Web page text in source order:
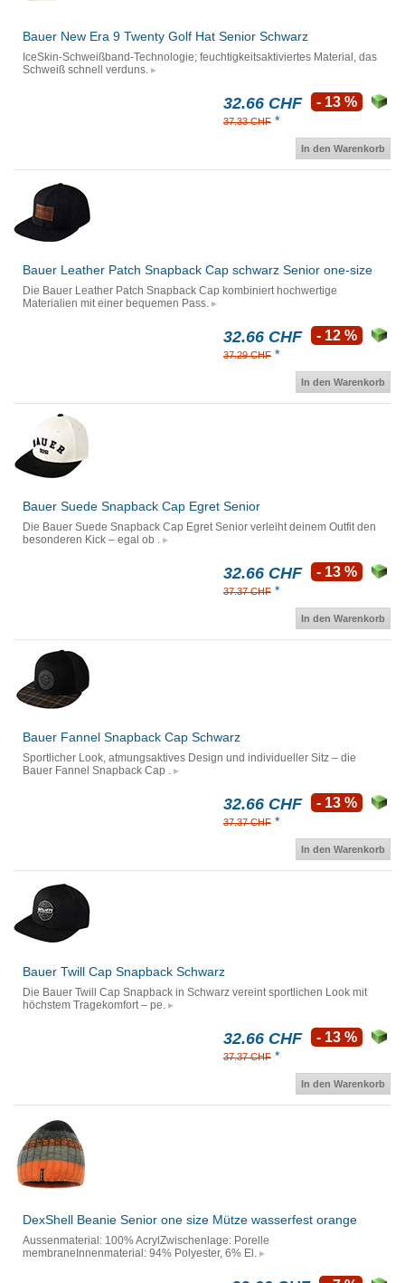
Bauer New Era 9 Twenty Golf Hat Senior Schwarz
IceSkin-Schweißband-Technologie; feuchtigkeitsaktiviertes Material, das
Schweiß schnell verduns.
32.66 CHF
37.33 CHF *
- 13 %
In den Warenkorb
Bauer Leather Patch Snapback Cap schwarz Senior one-size
Die Bauer Leather Patch Snapback Cap kombiniert hochwertige
Materialien mit einer bequemen Pass.
32.66 CHF
37.29 CHF *
- 12 %
In den Warenkorb
Bauer Suede Snapback Cap Egret Senior
Die Bauer Suede Snapback Cap Egret Senior verleiht deinem Outfit den
besonderen Kick – egal ob .
32.66 CHF
37.37 CHF *
- 13 %
In den Warenkorb
Bauer Fannel Snapback Cap Schwarz
Sportlicher Look, atmungsaktives Design und individueller Sitz – die
Bauer Fannel Snapback Cap .
32.66 CHF
37.37 CHF *
- 13 %
In den Warenkorb
Bauer Twill Cap Snapback Schwarz
Die Bauer Twill Cap Snapback in Schwarz vereint sportlichen Look mit
höchstem Tragekomfort – pe.
32.66 CHF
37.37 CHF *
- 13 %
In den Warenkorb
DexShell Beanie Senior one size Mütze wasserfest orange
Aussenmaterial: 100% AcrylZwischenlage: Porelle
membraneInnenmaterial: 94% Polyester, 6% El.